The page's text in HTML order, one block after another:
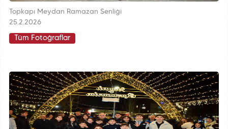
Topkapı Meydan Ramazan Şenliği
25.2.2026
Tüm Fotoğraflar